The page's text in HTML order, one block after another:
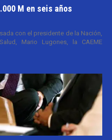
M en seis años
con el presidente de la Nación,
Mario Lugones, la CAEME